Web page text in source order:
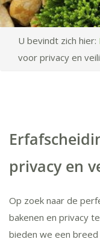
U bevindt zich hier:
voor privacy en
privacy en
Op zoek naar de
bakenen en privacy
bieden we een breed